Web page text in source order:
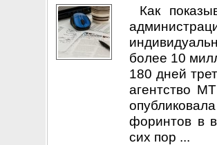
Как
более 10
180 дней
агентство
форинтов в
сих пор ...